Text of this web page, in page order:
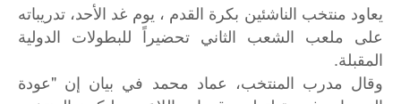
يعاود منتخب الناشئين بكرة القدم ، يوم غد الأحد، تدريباته
على ملعب الشعب الثاني تحضيراً للبطولات الدولية
المقبلة.
وقال مدرب المنتخب، عماد محمد في بيان إن "عودة